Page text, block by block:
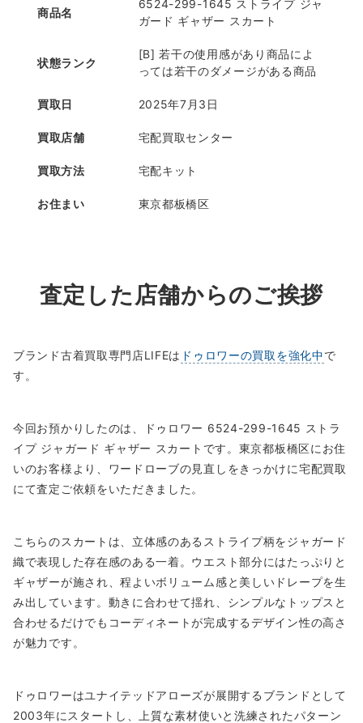
商品名
6524-299-1645 ストライプ ジャ
ガード ギャザー スカート
状態ランク
[B] 若干の使用感があり商品によ
っては若干のダメージがある商品
買取日 2025年7月3日
買取店舗 宅配買取センター
買取方法 宅配キット
お住まい 東京都板橋区
査定した店舗からのご挨拶
ブランド古着買取専門店LIFEは ドゥロワーの買取を強化中で
す。
今回お預かりしたのは、ドゥロワー 6524-299-1645 ストラ
イプ ジャガード ギャザー スカートです。東京都板橋区にお住
いのお客様より、ワードローブの見直しをきっかけに宅配買取
にて査定ご依頼をいただきました。
こちらのスカートは、立体感のあるストライプ柄をジャガード
織で表現した存在感のある一着。ウエスト部分にはたっぷりと
ギャザーが施され、程よいボリューム感と美しいドレープを生
み出しています。動きに合わせて揺れ、シンプルなトップスと
合わせるだけでもコーディネートが完成するデザイン性の高さ
が魅力です。
ドゥロワーはユナイテッドアローズが展開するブランドとして
2003年にスタートし、上質な素材使いと洗練されたパターン